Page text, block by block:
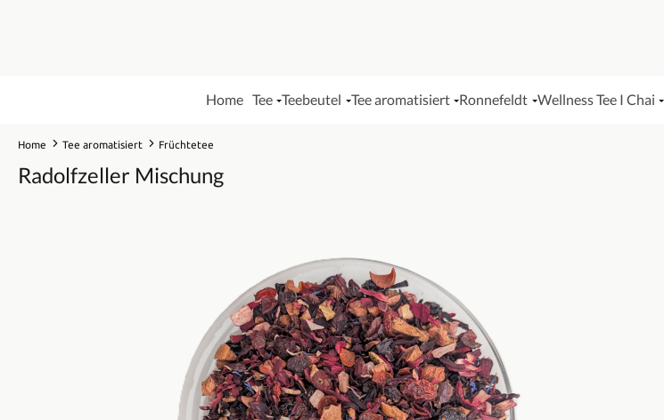
Home Tee Teebeutel Tee aromatisiert Ronnefeldt Wellness Tee I Chai
Home Tee aromatisiert Früchtetee
Radolfzeller Mischung